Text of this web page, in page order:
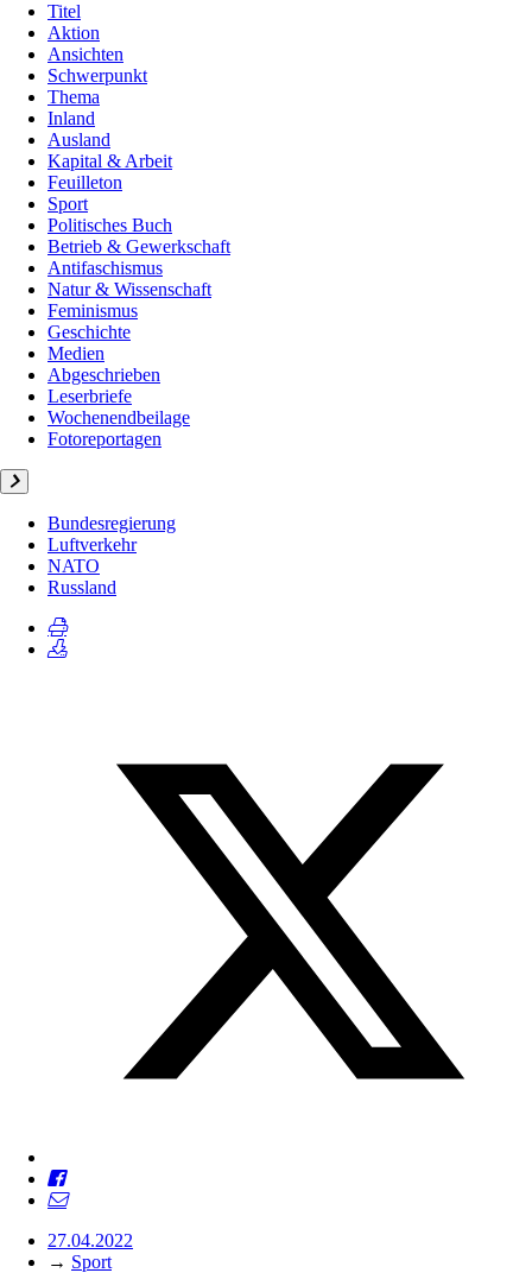
Titel
Aktion
Ansichten
Schwerpunkt
Thema
Inland
Ausland
Kapital & Arbeit
Feuilleton
Sport
Politisches Buch
Betrieb & Gewerkschaft
Antifaschismus
Natur & Wissenschaft
Feminismus
Geschichte
Medien
Abgeschrieben
Leserbriefe
Wochenendbeilage
Fotoreportagen
Bundesregierung
Luftverkehr
NATO
Russland
27.04.2022
→ Sport